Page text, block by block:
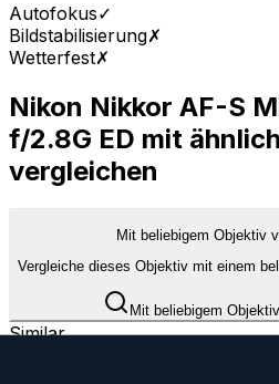
Autofokus✓
Bildstabilisierung✗
Wetterfest✗
Nikon Nikkor AF-S
f/2.8G ED mit
vergleichen
Mit beliebigem Objektiv
Vergleiche dieses Objektiv mit einem
Mit beliebigem
Similar